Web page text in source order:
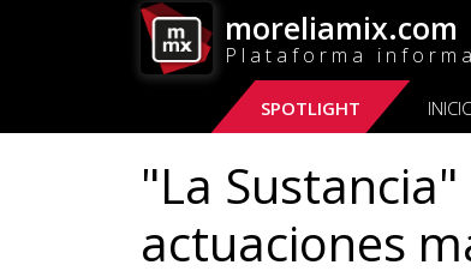
moreliamix.com
Plataforma
SPOTLIGHT
"La
actuaciones